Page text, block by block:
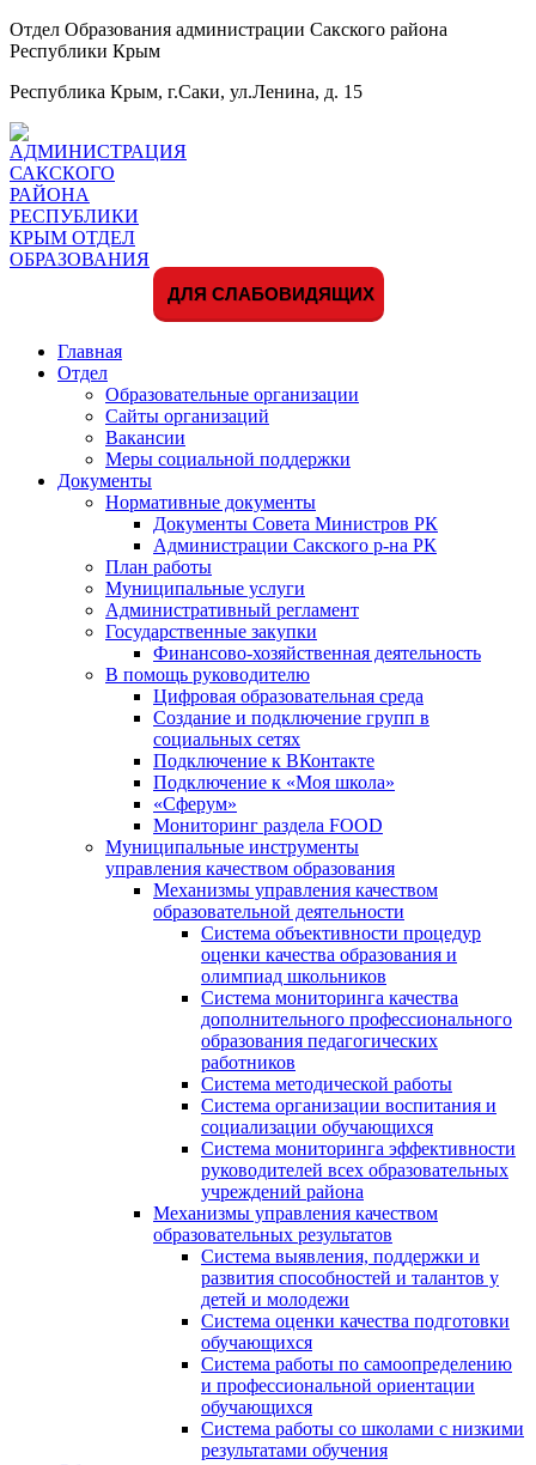
Отдел Образования администрации Сакского района
Республики Крым
Республика Крым, г.Саки, ул.Ленина, д. 15
ДЛЯ СЛАБОВИДЯЩИХ
Главная
Отдел
Образовательные организации
Сайты организаций
Вакансии
Меры социальной поддержки
Документы
Нормативные документы
Документы Совета Министров РК
Администрации Сакского р-на РК
План работы
Муниципальные услуги
Административный регламент
Государственные закупки
Финансово-хозяйственная деятельность
В помощь руководителю
Цифровая образовательная среда
Создание и подключение групп в
социальных сетях
Подключение к ВКонтакте
Подключение к «Моя школа»
«Сферум»
Мониторинг раздела FOOD
Муниципальные инструменты
управления качеством образования
Механизмы управления качеством
образовательной деятельности
Система объективности процедур
оценки качества образования и
олимпиад школьников
Система мониторинга качества
дополнительного профессионального
образования педагогических
работников
Система методической работы
Система организации воспитания и
социализации обучающихся
Система мониторинга эффективности
руководителей всех образовательных
учреждений района
Механизмы управления качеством
образовательных результатов
Система выявления, поддержки и
развития способностей и талантов у
детей и молодежи
Система оценки качества подготовки
обучающихся
Система работы по самоопределению
и профессиональной ориентации
обучающихся
Система работы со школами с низкими
результатами обучения